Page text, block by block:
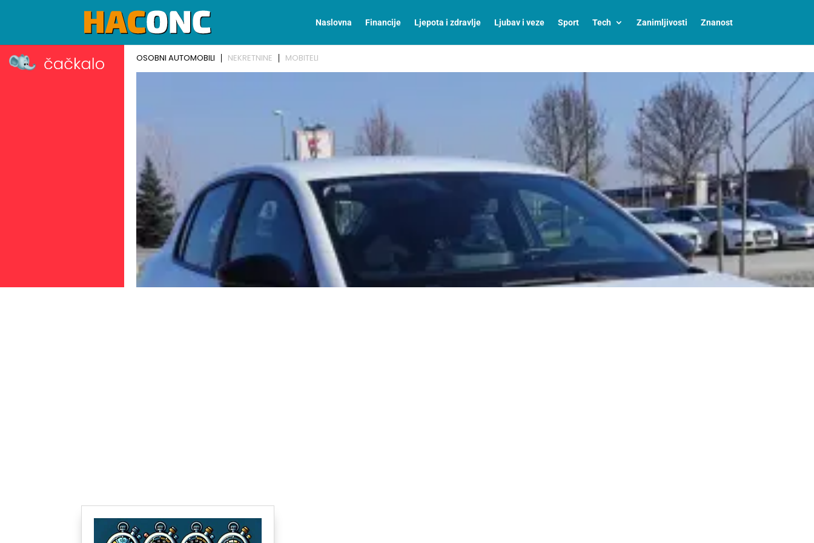
Naslovna Financije Ljepota i zdravlje Ljubav i veze Sport Tech Zanimljivosti Znanost